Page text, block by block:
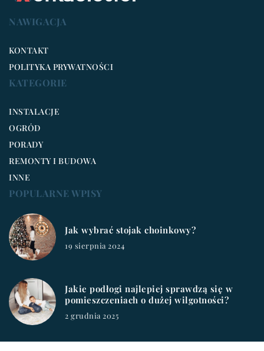
NAWIGACJA
KONTAKT
POLITYKA PRYWATNOŚCI
KATEGORIE
INSTALACJE
OGRÓD
PORADY
REMONTY I BUDOWA
INNE
POPULARNE WPISY
Jak wybrać stojak choinkowy?
19 sierpnia 2024
Jakie podłogi najlepiej sprawdzą się w
pomieszczeniach o dużej wilgotności?
2 grudnia 2025